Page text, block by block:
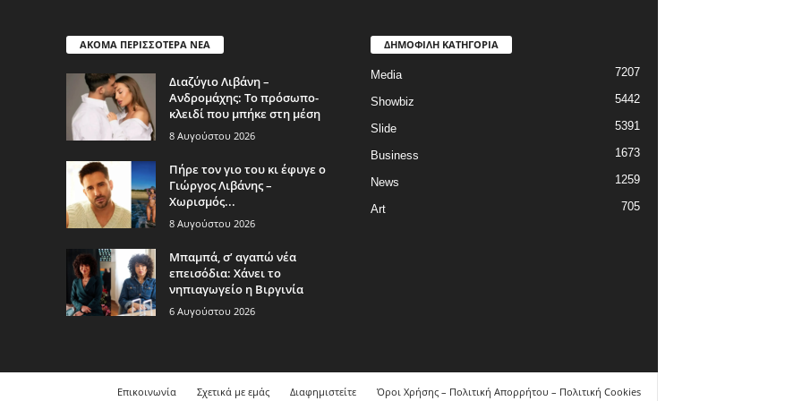
ΑΚΟΜΑ ΠΕΡΙΣΣΟΤΕΡΑ ΝΕΑ
Διαζύγιο Λιβάνη –
Ανδρομάχης: Το πρόσωπο-
κλειδί που μπήκε στη μέση
8 Αυγούστου 2026
Πήρε τον γιο του κι έφυγε ο
Γιώργος Λιβάνης –
Χωρισμός...
8 Αυγούστου 2026
Μπαμπά, σ’ αγαπώ νέα
επεισόδια: Χάνει το
νηπιαγωγείο η Βιργινία
6 Αυγούστου 2026
ΔΗΜΟΦΙΛΗ ΚΑΤΗΓΟΡΙΑ
Media 7207
Showbiz 5442
Slide 5391
Business 1673
News 1259
Art 705
Επικοινωνία Σχετικά με εμάς Διαφημιστείτε Όροι Χρήσης – Πολιτική Απορρήτου – Πολιτική Cookies